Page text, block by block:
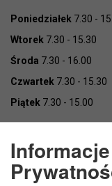
Poniedziałek 7.30 -
Wtorek 7.30 - 15.30
Środa 7.30 - 16.00
Czwartek 7.30 - 15.30
Piątek 7.30 - 15.00